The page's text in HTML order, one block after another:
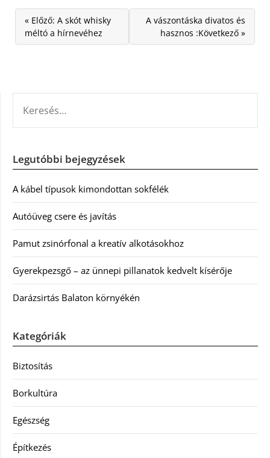
« Előző: A skót whisky
méltó a hírnevéhez
A vászontáska divatos és
hasznos :Következő »
Legutóbbi bejegyzések
A kábel típusok kimondottan sokfélék
Autóüveg csere és javítás
Pamut zsinórfonal a kreatív alkotásokhoz
Gyerekpezsgő – az ünnepi pillanatok kedvelt kísérője
Darázsirtás Balaton környékén
Kategóriák
Biztosítás
Borkultúra
Egészség
Építkezés